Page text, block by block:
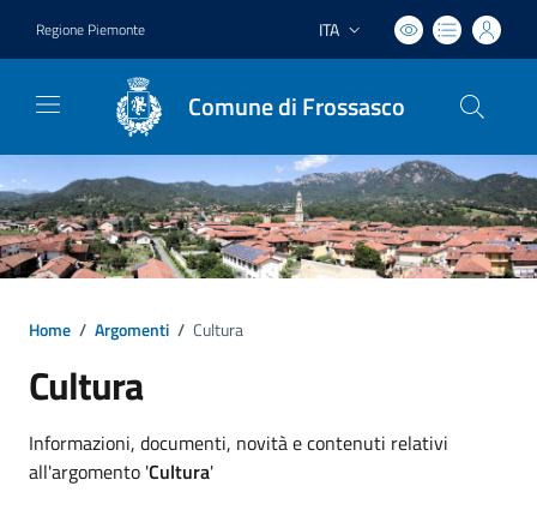
Regione Piemonte Lingua attiva:
ITA
Comune di Frossasco
Home / Argomenti / Cultura
Cultura
Dettagli argomento
Informazioni, documenti, novità e contenuti relativi
all'argomento 'Cultura'